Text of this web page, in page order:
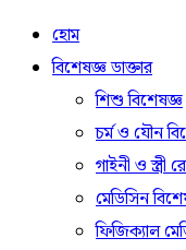
হোম
বিশেষজ্ঞ ডাক্তার
শিশু বিশেষজ্ঞ
চর্ম ও যৌন
গাইনী ও স্ত্রী
মেডিসিন
ফিজিক্যাল